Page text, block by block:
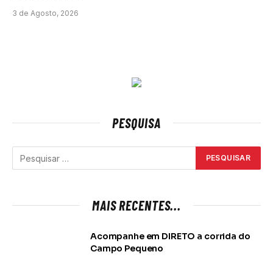
3 de Agosto, 2026
PESQUISA
MAIS RECENTES...
Acompanhe em DIRETO a corrida do
Campo Pequeno